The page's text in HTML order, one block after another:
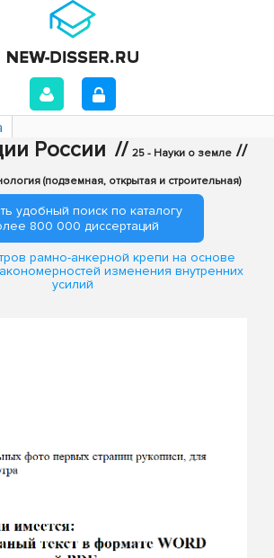
России // 25 - Науки о земле //
(подземная, открытая и строительная)
удобный поиск по каталогу
800 000 диссертаций
рамно-анкерной крепи на основе
изменения внутренних
усилий